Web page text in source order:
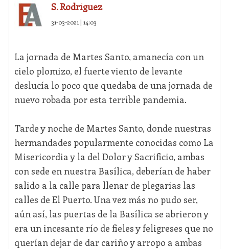
S. Rodríguez
31-03-2021 | 14:03
La jornada de Martes Santo, amanecía con un
cielo plomizo, el fuerte viento de levante
deslucía lo poco que quedaba de una jornada de
nuevo robada por esta terrible pandemia.
Tarde y noche de Martes Santo, donde nuestras
hermandades popularmente conocidas como La
Misericordia y la del Dolor y Sacrificio, ambas
con sede en nuestra Basílica, deberían de haber
salido a la calle para llenar de plegarias las
calles de El Puerto. Una vez más no pudo ser,
aún así, las puertas de la Basílica se abrieron y
era un incesante río de fieles y feligreses que no
querían dejar de dar cariño y arropo a ambas